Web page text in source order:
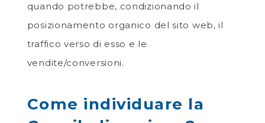
quando potrebbe, condizionando il
posizionamento organico del sito web, il
traffico verso di esso e le
vendite/conversioni.
Come individuare la